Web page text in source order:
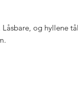
og hyllene